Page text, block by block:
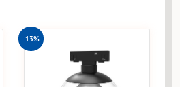
-13%